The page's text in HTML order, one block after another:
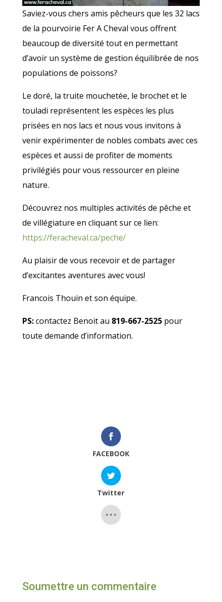
Saviez-vous chers amis pêcheurs que les 32 lacs
de la pourvoirie Fer A Cheval vous offrent
beaucoup de diversité tout en permettant
d’avoir un système de gestion équilibrée de nos
populations de poissons?
Le doré, la truite mouchetée, le brochet et le
touladi représentent les espèces les plus
prisées en nos lacs et nous vous invitons à
venir expérimenter de nobles combats avec ces
espèces et aussi de profiter de moments
privilégiés pour vous ressourcer en pleine
nature.
Découvrez nos multiples activités de pêche et
de villégiature en cliquant sur ce lien:
https://feracheval.ca/peche/
Au plaisir de vous recevoir et de partager
d’excitantes aventures avec vous!
Francois Thouin et son équipe.
PS:contactez Benoit au 819-667-2525pour
toute demande d’information.
FACEBOOK
Twitter
Soumettre un commentaire